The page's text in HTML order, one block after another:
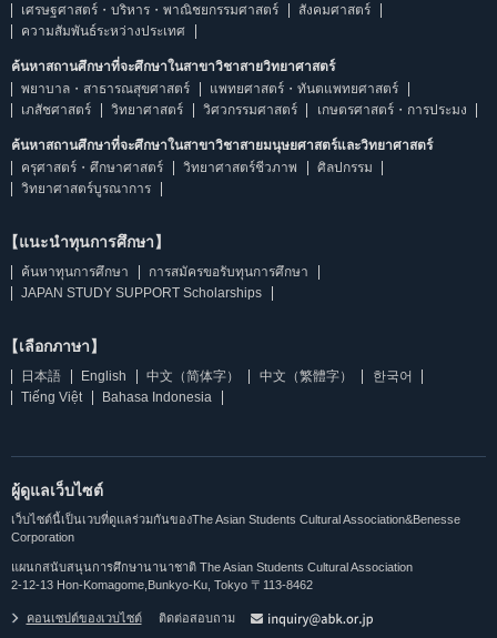
เศรษฐศาสตร์・บริหาร・พาณิชยกรรมศาสตร์
สังคมศาสตร์
ความสัมพันธ์ระหว่างประเทศ
ค้นหาสถานศึกษาที่จะศึกษาในสาขาวิชาสายวิทยาศาสตร์
พยาบาล・สาธารณสุขศาสตร์
แพทยศาสตร์・ทันตแพทยศาสตร์
เภสัชศาสตร์
วิทยาศาสตร์ วิศวกรรมศาสตร์ เกษตรศาสตร์・การประมง
ค้นหาสถานศึกษาที่จะศึกษาในสาขาวิชาสายมนุษยศาสตร์และวิทยาศาสตร์
ครุศาสตร์・ศึกษาศาสตร์
วิทยาศาสตร์ชีวภาพ
ศิลปกรรม
วิทยาศาสตร์บูรณาการ
【แนะนำทุนการศึกษา】
ค้นหาทุนการศึกษา
การสมัครขอรับทุนการศึกษา
JAPAN STUDY SUPPORT Scholarships
【เลือกภาษา】
日本語 English 中文（简体字） 中文（繁體字）
한국어
Tiếng Việt
Bahasa Indonesia
ผู้ดูแลเว็บไซต์
เว็บไซต์นี้เป็นเวบที่ดูแลร่วมกันของThe Asian Students Cultural Association&Benesse
Corporation
แผนกสนับสนุนการศึกษานานาชาติ The Asian Students Cultural Association
2-12-13 Hon-Komagome,Bunkyo-Ku, Tokyo 〒113-8462
คอนเซปต์ของเวบไซต์ ติดต่อสอบถาม